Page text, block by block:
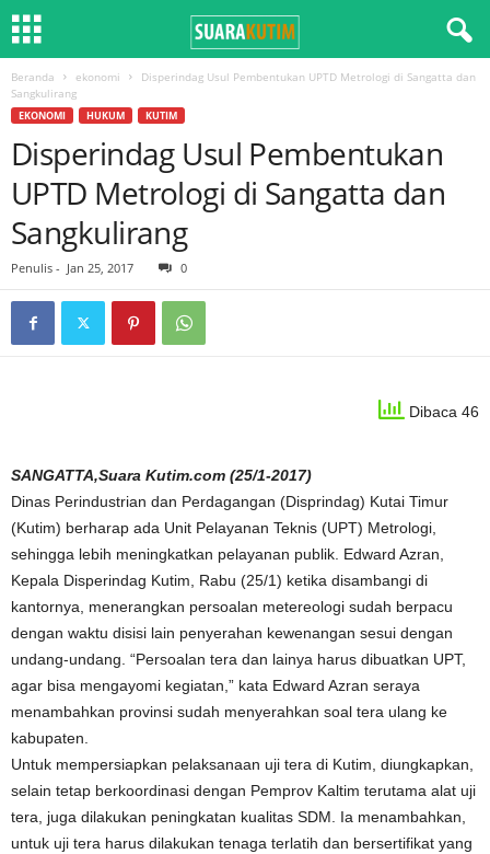
Beranda ekonomi
Disperindag Usul Pembentukan UPTD Metrologi di Sangatta dan
Sangkulirang
EKONOMI HUKUM KUTIM
Disperindag Usul Pembentukan
UPTD Metrologi di Sangatta dan
Sangkulirang
Penulis - Jan 25, 2017 0
Dibaca 46
SANGATTA,Suara Kutim.com (25/1-2017)
Dinas Perindustrian dan Perdagangan (Disprindag) Kutai Timur
(Kutim) berharap ada Unit Pelayanan Teknis (UPT) Metrologi,
sehingga lebih meningkatkan pelayanan publik. Edward Azran,
Kepala Disperindag Kutim, Rabu (25/1) ketika disambangi di
kantornya, menerangkan persoalan metereologi sudah berpacu
dengan waktu disisi lain penyerahan kewenangan sesui dengan
undang-undang. “Persoalan tera dan lainya harus dibuatkan UPT,
agar bisa mengayomi kegiatan,” kata Edward Azran seraya
menambahkan provinsi sudah menyerahkan soal tera ulang ke
kabupaten.
Untuk mempersiapkan pelaksanaan uji tera di Kutim, diungkapkan,
selain tetap berkoordinasi dengan Pemprov Kaltim terutama alat uji
tera, juga dilakukan peningkatan kualitas SDM. Ia menambahkan,
untuk uji tera harus dilakukan tenaga terlatih dan bersertifikat yang